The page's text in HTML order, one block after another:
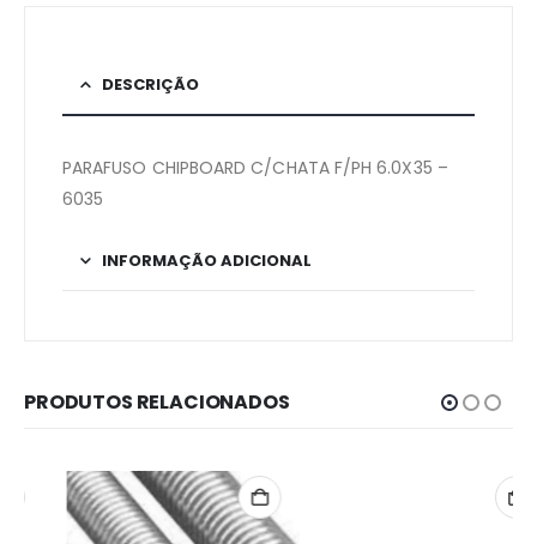
DESCRIÇÃO
PARAFUSO CHIPBOARD C/CHATA F/PH 6.0X35 –
6035
INFORMAÇÃO ADICIONAL
PRODUTOS RELACIONADOS